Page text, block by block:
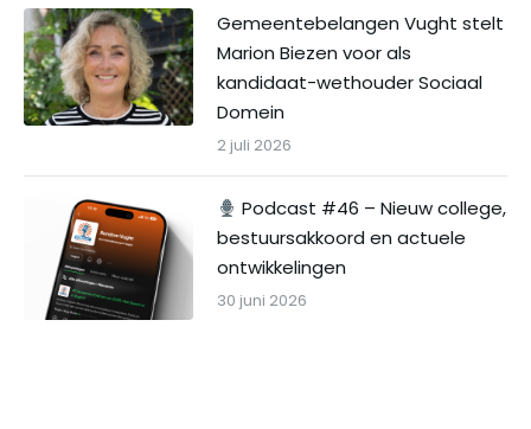
Gemeentebelangen Vught stelt
Marion Biezen voor als
kandidaat-wethouder Sociaal
Domein
2 juli 2026
Podcast #46 – Nieuw college,
bestuursakkoord en actuele
ontwikkelingen
30 juni 2026